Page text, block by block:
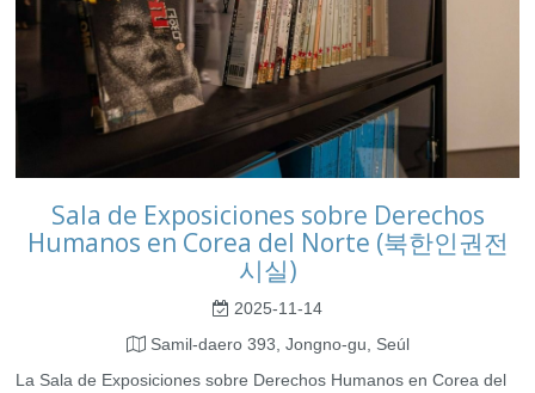
Sala de Exposiciones sobre Derechos
Humanos en Corea del Norte (북한인권전
시실)
2025-11-14
Samil-daero 393, Jongno-gu, Seúl
La Sala de Exposiciones sobre Derechos Humanos en Corea del